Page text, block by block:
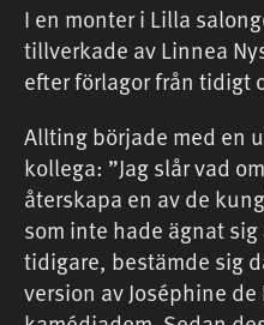
I en monter i Lilla
tillverkade av Linnea
efter förlagor från tidigt
Allting började med en
kollega: ”Jag slår vad
återskapa en av de
som inte hade ägnat
tidigare, bestämde sig
version av Joséphine